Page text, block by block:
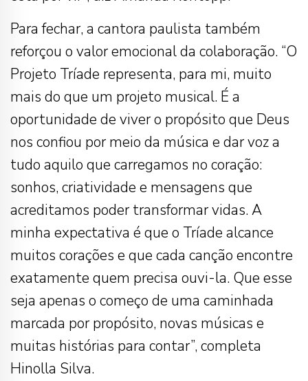
Para fechar, a cantora paulista também
reforçou o valor emocional da colaboração. “O
Projeto Tríade representa, para mi, muito
mais do que um projeto musical. É a
oportunidade de viver o propósito que Deus
nos confiou por meio da música e dar voz a
tudo aquilo que carregamos no coração:
sonhos, criatividade e mensagens que
acreditamos poder transformar vidas. A
minha expectativa é que o Tríade alcance
muitos corações e que cada canção encontre
exatamente quem precisa ouvi-la. Que esse
seja apenas o começo de uma caminhada
marcada por propósito, novas músicas e
muitas histórias para contar”, completa
Hinolla Silva.